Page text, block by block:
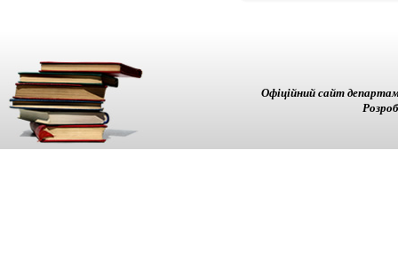
Офіційний сайт